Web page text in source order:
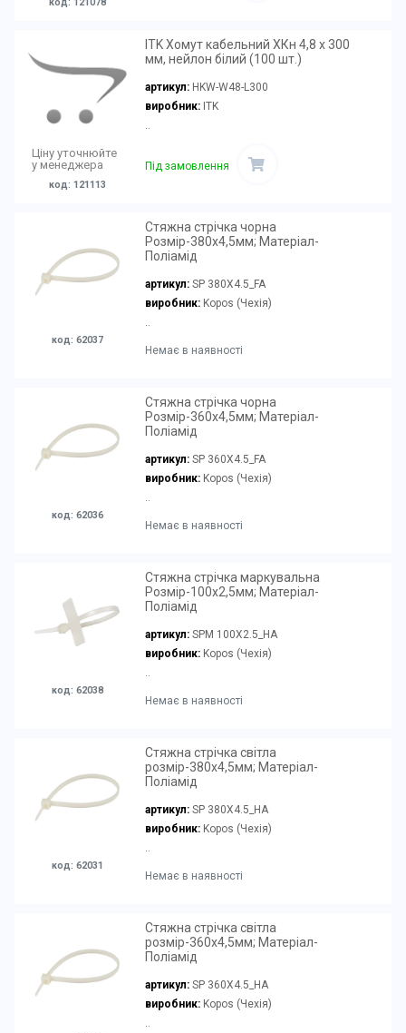
Ціну уточнюйте
у менеджера
код: 121113
ITK Хомут кабельний ХКн 4,8 х 300
мм, нейлон білий (100 шт.)
артикул: HKW-W48-L300
виробник:ITK
..
Під замовлення
код: 62037
Стяжна стрічка чорна
Розмір-380х4,5мм; Матеріал-
Поліамід
артикул: SP 380X4.5_FA
виробник:Kopos (Чехія)
..
Немає в наявності
код: 62036
Стяжна стрічка чорна
Розмір-360х4,5мм; Матеріал-
Поліамід
артикул: SP 360X4.5_FA
виробник:Kopos (Чехія)
..
Немає в наявності
код: 62038
Стяжна стрічка маркувальна
Розмір-100х2,5мм; Матеріал-
Поліамід
артикул: SPM 100X2.5_HA
виробник:Kopos (Чехія)
..
Немає в наявності
код: 62031
Стяжна стрічка світла
розмір-380х4,5мм; Матеріал-
Поліамід
артикул: SP 380X4.5_HA
виробник:Kopos (Чехія)
..
Немає в наявності
Стяжна стрічка світла
розмір-360х4,5мм; Матеріал-
Поліамід
артикул: SP 360X4.5_HA
виробник:Kopos (Чехія)
..